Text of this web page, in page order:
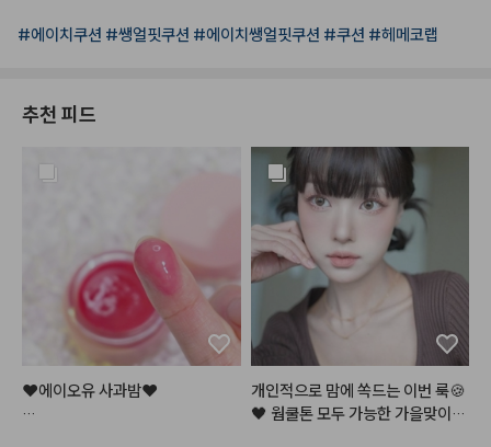
#에이치쿠션 #쌩얼핏쿠션 #에이치쌩얼핏쿠션 #쿠션 #헤메코랩⠀
추천 피드
❤️에이오유 사과밤❤️
개인적으로 맘에 쏙드는 이번 룩🍪
🖤 웜쿨톤 모두 가능한 가을맞이,,